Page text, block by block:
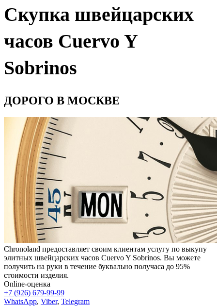
Скупка швейцарских
часов Cuervo Y
Sobrinos
ДОРОГО В МОСКВЕ
Chronoland предоставляет своим клиентам услугу по выкупу
элитных швейцарских часов Cuervo Y Sobrinos. Вы можете
получить на руки в течение буквально получаса до 95%
стоимости изделия.
Online-оценка
+7 (926) 679-99-99
WhatsApp, Viber, Telegram